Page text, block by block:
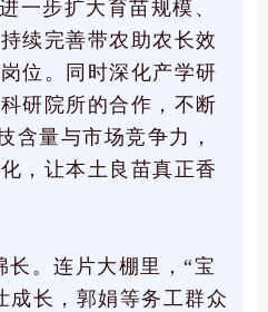
一步扩大育苗规模、
续完善带农助农长效
位。同时深化产学研
研院所的合作，不断
含量与市场竞争力，
，让本土良苗真正香
长。连片大棚里，“宝
成长，郭娟等务工群众